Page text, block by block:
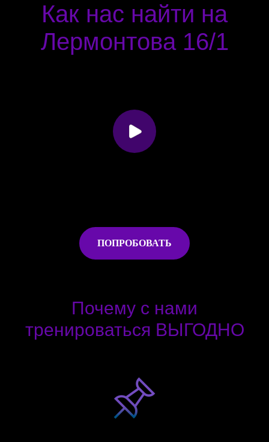
Как нас найти на
Лермонтова 16/1
ПОПРОБОВАТЬ
Почему с нами
тренироваться ВЫГОДНО